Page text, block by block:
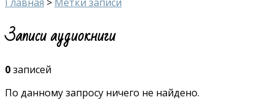
Записи аудиокниги
0записей
По данному запросу ничего не найдено.